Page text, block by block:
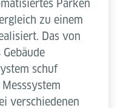
Parken
zu einem
Das von
schuf
verschiedenen